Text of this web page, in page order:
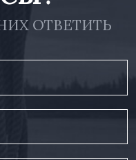
ОТВЕТИТЬ